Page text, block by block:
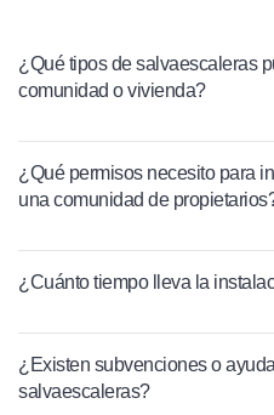
¿Qué tipos de salvaescaleras
comunidad o vivienda?
¿Qué permisos necesito para
una comunidad de
¿Cuánto tiempo lleva la
¿Existen subvenciones o
salvaescaleras?